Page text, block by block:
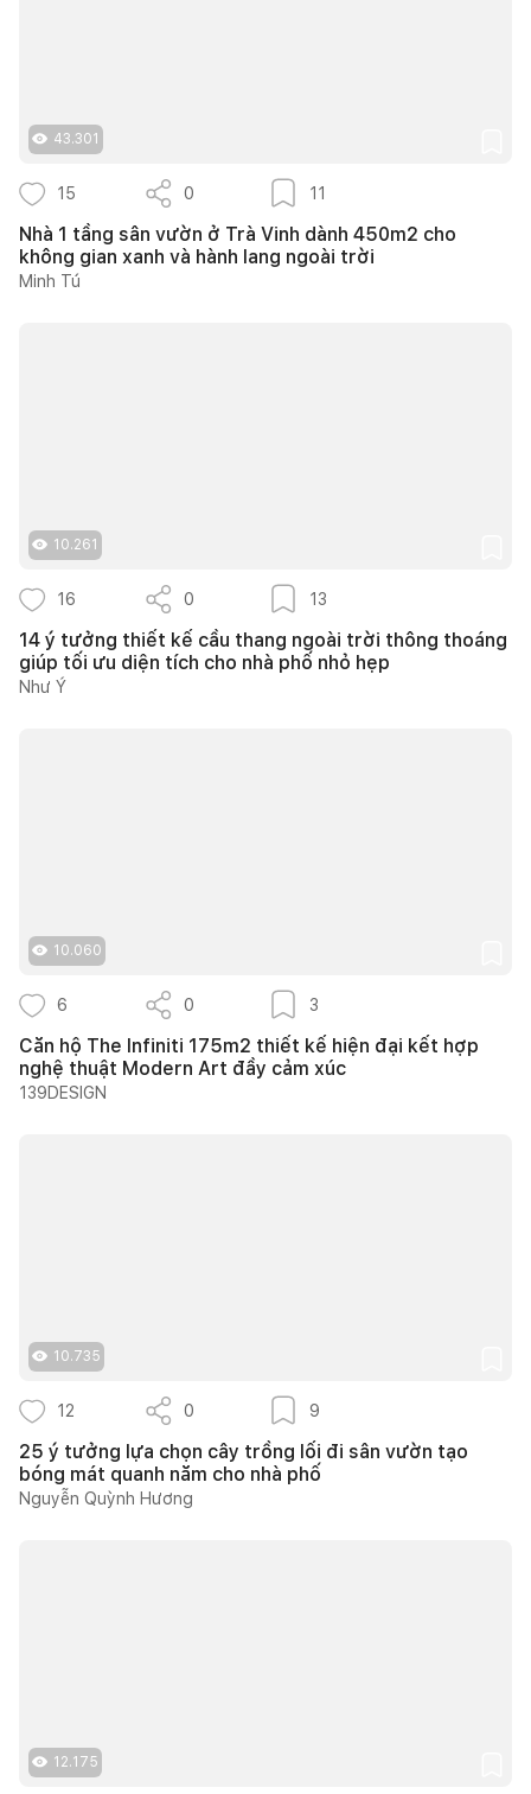
43.301
15 0 11
Nhà 1 tầng sân vườn ở Trà Vinh dành 450m2 cho
không gian xanh và hành lang ngoài trời
Minh Tú
10.261
16 0 13
14 ý tưởng thiết kế cầu thang ngoài trời thông thoáng
giúp tối ưu diện tích cho nhà phố nhỏ hẹp
Như Ý
10.060
6 0 3
Căn hộ The Infiniti 175m2 thiết kế hiện đại kết hợp
nghệ thuật Modern Art đầy cảm xúc
139DESIGN
10.735
12 0 9
25 ý tưởng lựa chọn cây trồng lối đi sân vườn tạo
bóng mát quanh năm cho nhà phố
Nguyễn Quỳnh Hương
12.175